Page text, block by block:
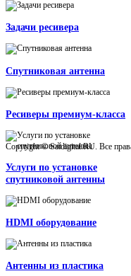
Задачи ресивера
Спутниковая антенна
Ресиверы премиум-класса
Услуги по установке
спутниковой антенны
HDMI оборудование
Антенны из пластика
Copyright © Satdigital.RU. Все